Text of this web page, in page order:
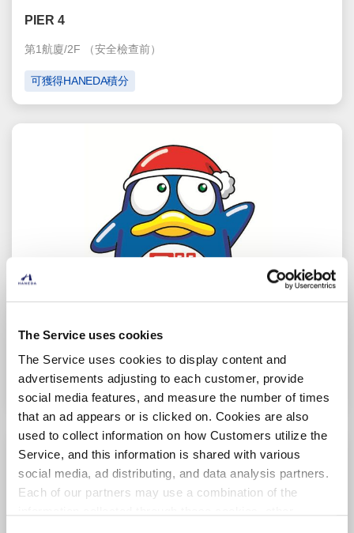
The Service uses cookies
The Service uses cookies to display content and
advertisements adjusting to each customer, provide
social media features, and measure the number of times
that an ad appears or is clicked on. Cookies are also
used to collect information on how Customers utilize the
Service, and this information is shared with various
social media, ad distributing, and data analysis partners.
Each of our partners may use a combination of the
PIER 4
第1航廈/2F （安全檢查前）
可獲得HANEDA積分
第3航廈/3F（安全檢查後）